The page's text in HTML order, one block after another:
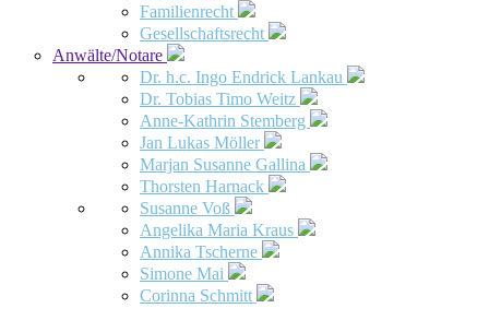
Familienrecht
Gesellschaftsrecht
Anwälte/Notare
Dr. h.c. Ingo Endrick Lankau
Dr. Tobias Timo Weitz
Anne-Kathrin Stemberg
Jan Lukas Möller
Marjan Susanne Gallina
Thorsten Harnack
Susanne Voß
Angelika Maria Kraus
Annika Tscherne
Simone Mai
Corinna Schmitt